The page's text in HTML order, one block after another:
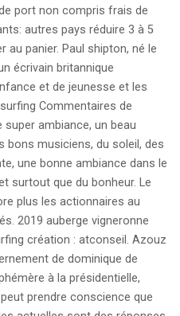
port non compris frais de
autres pays réduire 3 à 5
au panier. Paul shipton, né le
écrivain britannique
et de jeunesse et les
Commentaires de
ambiance, un beau
bons musiciens, du soleil, des
une bonne ambiance dans le
surtout que du bonheur. Le
plus les actionnaires au
2019 auberge vigneronne
création : atconseil. Azouz
de dominique de
à la présidentielle,
prendre conscience que